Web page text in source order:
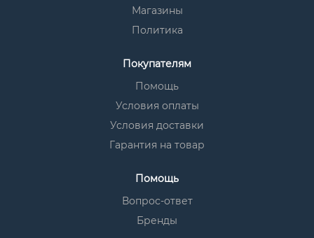
Магазины
Политика
Покупателям
Помощь
Условия оплаты
Условия доставки
Гарантия на товар
Помощь
Вопрос-ответ
Бренды